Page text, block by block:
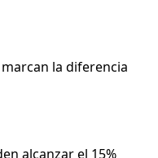
la diferencia
alcanzar el 15%